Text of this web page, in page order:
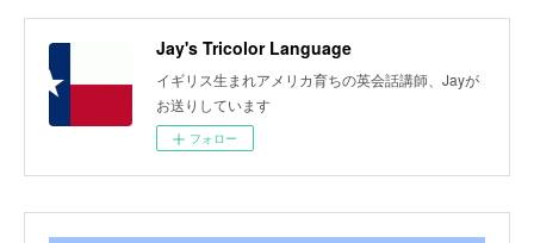
Jay's Tricolor Language
イギリス生まれアメリカ育ちの英会話講師、Jayが
お送りしています
フォロー